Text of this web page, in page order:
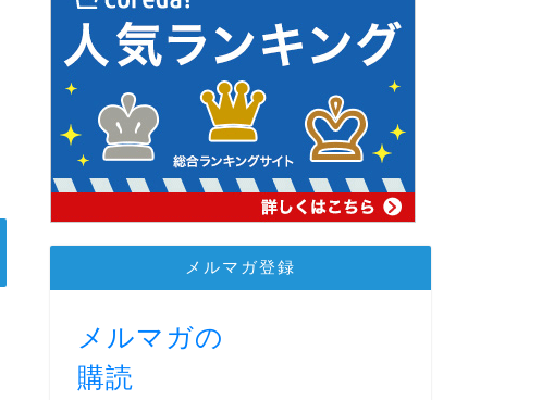
メルマガ登録
メルマガの
購読